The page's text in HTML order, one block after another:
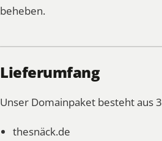
beheben.
Lieferumfang
Unser Domainpaket besteht aus
thesnäck.de